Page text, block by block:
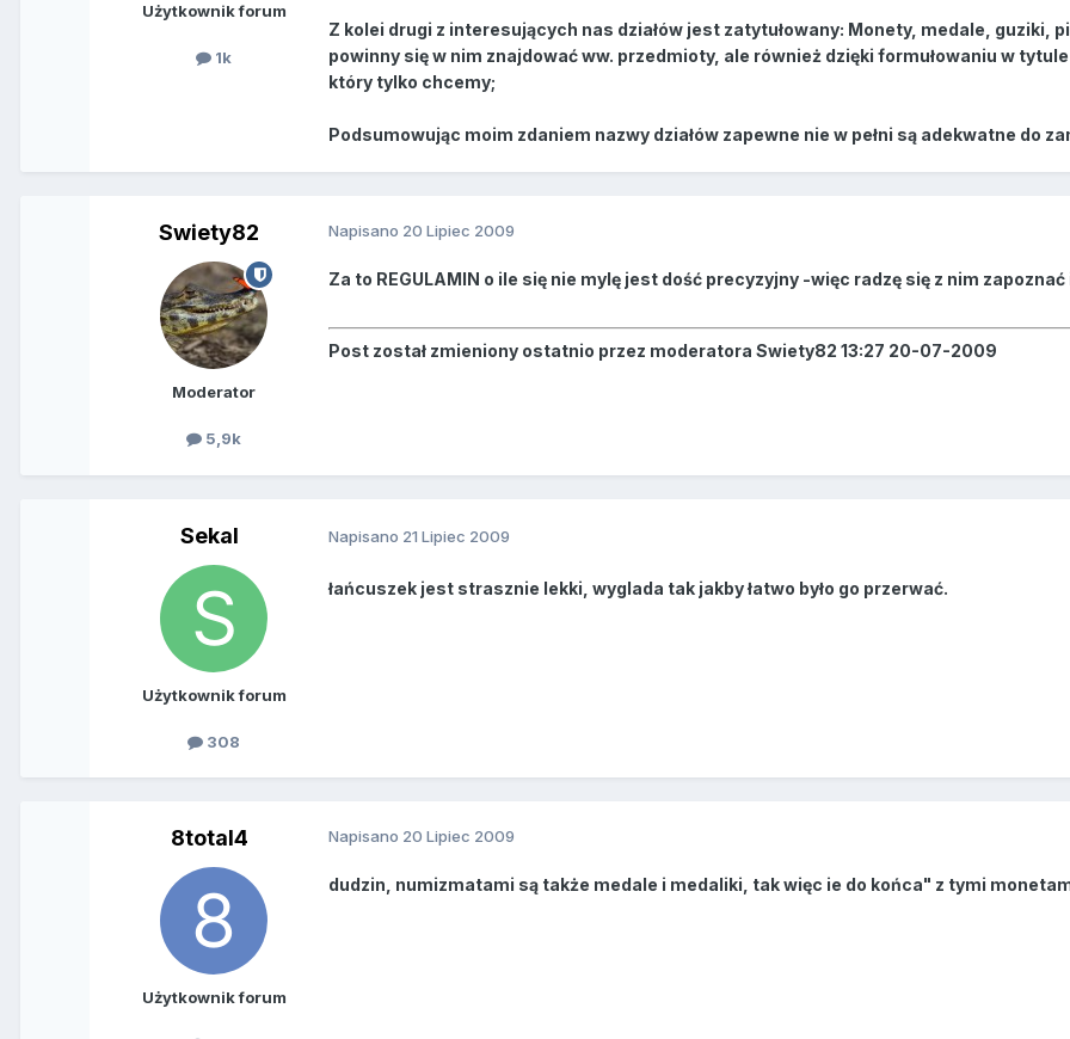
Użytkownik forum
1k
Z kolei drugi z interesujących nas działów jest zatytułowany: Monety, medale, guziki,
powinny się w nim znajdować ww. przedmioty, ale również dzięki formułowaniu w
który tylko chcemy;
Podsumowując moim zdaniem nazwy działów zapewne nie w pełni są adekwatne do
Swiety82
Moderator
5,9k
Napisano 20 Lipiec 2009
Za to REGULAMIN o ile się nie mylę jest dość precyzyjny -więc radzę się z nim
Post został zmieniony ostatnio przez moderatora Swiety82 13:27 20-07-2009
Sekal
Użytkownik forum
308
Napisano 21 Lipiec 2009
łańcuszek jest strasznie lekki, wyglada tak jakby łatwo było go przerwać.
8total4
Użytkownik forum
Napisano 20 Lipiec 2009
dudzin, numizmatami są także medale i medaliki, tak więc ie do końca" z tymi